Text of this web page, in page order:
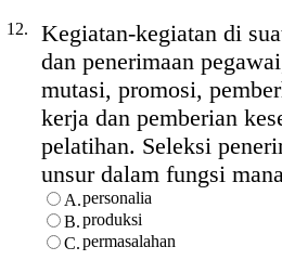
12. Kegiatan-kegiatan di
dan penerimaan
mutasi, promosi,
kerja dan pemberian
pelatihan. Seleksi
unsur dalam fungsi
A.personalia
B.produksi
C.permasalahan